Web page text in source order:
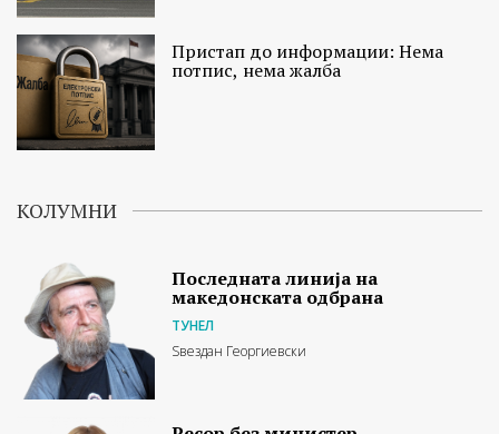
Пристап до информации: Нема
потпис, нема жалба
КОЛУМНИ
Последната линија на
македонската одбрана
ТУНЕЛ
Ѕвездан Георгиевски